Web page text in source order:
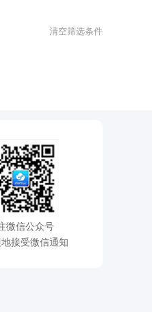
清空筛选条件
微信公众号
接受微信通知